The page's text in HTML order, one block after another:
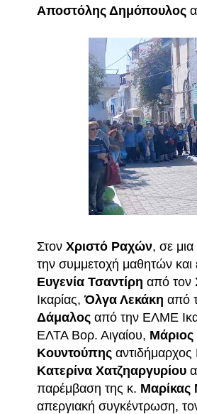
Αποστόλης Δημόπουλος
Στον Χριστό Ραχών, σε
την συμμετοχή μαθητών και
Ευγενία Τσαντίρη από τον
Ικαρίας,Όλγα Λεκάκη από
Δάμαλος από την ΕΛΜΕ
ΕΛΤΑ Βορ. Αιγαίου, Μάριος
Κουντούπης
Κατερίνα Χατζηαργυρίου
παρέμβαση της κ. Μαρίκας
απεργιακή συγκέντρωση,